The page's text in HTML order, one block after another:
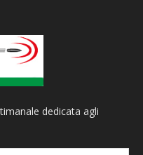
dedicata agli